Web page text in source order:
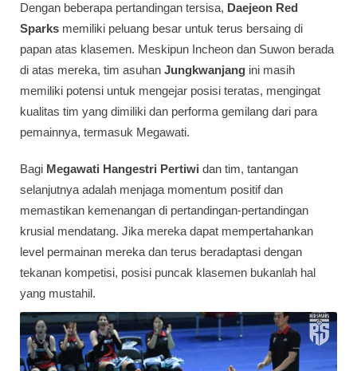
Dengan beberapa pertandingan tersisa, Daejeon Red
Sparks memiliki peluang besar untuk terus bersaing di
papan atas klasemen. Meskipun Incheon dan Suwon berada
di atas mereka, tim asuhan Jungkwanjang ini masih
memiliki potensi untuk mengejar posisi teratas, mengingat
kualitas tim yang dimiliki dan performa gemilang dari para
pemainnya, termasuk Megawati.
Bagi Megawati Hangestri Pertiwi dan tim, tantangan
selanjutnya adalah menjaga momentum positif dan
memastikan kemenangan di pertandingan-pertandingan
krusial mendatang. Jika mereka dapat mempertahankan
level permainan mereka dan terus beradaptasi dengan
tekanan kompetisi, posisi puncak klasemen bukanlah hal
yang mustahil.